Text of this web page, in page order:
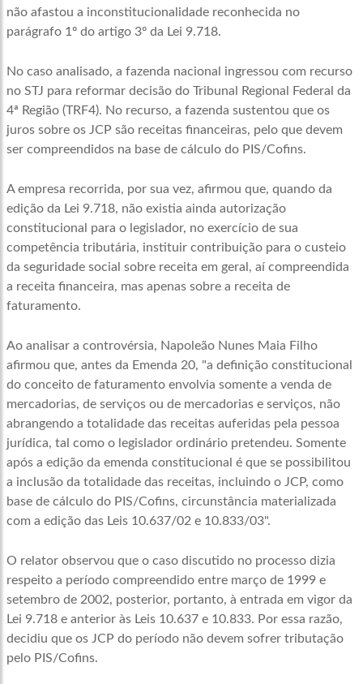
não afastou a inconstitucionalidade reconhecida no
parágrafo 1º do artigo 3º da Lei 9.718.
No caso analisado, a fazenda nacional ingressou com recurso
no STJ para reformar decisão do Tribunal Regional Federal da
4ª Região (TRF4). No recurso, a fazenda sustentou que os
juros sobre os JCP são receitas financeiras, pelo que devem
ser compreendidos na base de cálculo do PIS/Cofins.
A empresa recorrida, por sua vez, afirmou que, quando da
edição da Lei 9.718, não existia ainda autorização
constitucional para o legislador, no exercício de sua
competência tributária, instituir contribuição para o custeio
da seguridade social sobre receita em geral, aí compreendida
a receita financeira, mas apenas sobre a receita de
faturamento.
Ao analisar a controvérsia, Napoleão Nunes Maia Filho
afirmou que, antes da Emenda 20, "a definição constitucional
do conceito de faturamento envolvia somente a venda de
mercadorias, de serviços ou de mercadorias e serviços, não
abrangendo a totalidade das receitas auferidas pela pessoa
jurídica, tal como o legislador ordinário pretendeu. Somente
após a edição da emenda constitucional é que se possibilitou
a inclusão da totalidade das receitas, incluindo o JCP, como
base de cálculo do PIS/Cofins, circunstância materializada
com a edição das Leis 10.637/02 e 10.833/03".
O relator observou que o caso discutido no processo dizia
respeito a período compreendido entre março de 1999 e
setembro de 2002, posterior, portanto, à entrada em vigor da
Lei 9.718 e anterior às Leis 10.637 e 10.833. Por essa razão,
decidiu que os JCP do período não devem sofrer tributação
pelo PIS/Cofins.